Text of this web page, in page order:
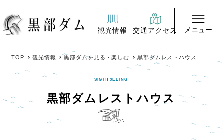
観光情報 交通アクセス メニュー
TOP 観光情報 黒部ダムを見る・楽しむ 黒部ダムレストハウス
SIGHTSEEING
黒部ダムレストハウス